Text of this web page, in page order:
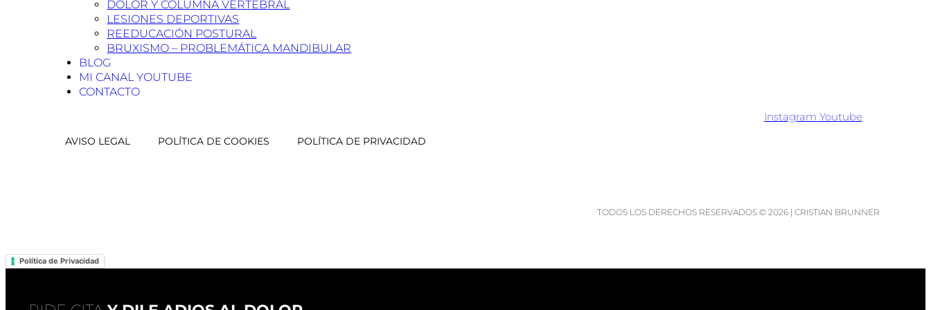
DOLOR Y COLUMNA VERTEBRAL
LESIONES DEPORTIVAS
REEDUCACIÓN POSTURAL
BRUXISMO – PROBLEMÁTICA MANDIBULAR
BLOG
MI CANAL YOUTUBE
CONTACTO
Instagram Youtube
AVISO LEGAL POLÍTICA DE COOKIES POLÍTICA DE PRIVACIDAD
TODOS LOS DERECHOS RESERVADOS © 2026 | CRISTIAN BRUNNER
Política de Privacidad